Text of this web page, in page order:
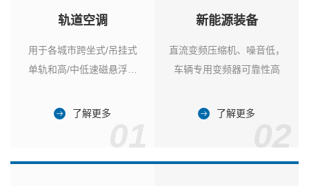
轨道空调
用于各城市跨坐式/吊挂式
单轨和高/中低速磁悬浮列
了解更多
新能源装备
直流变频压缩机、噪音低，
车辆专用变频器可靠性高
了解更多